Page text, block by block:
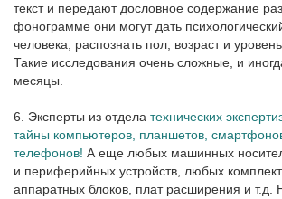
текст и передают дословное содержание
фонограмме они могут дать
человека, распознать пол, возраст и
Такие исследования очень сложные, и
месяцы.
6. Эксперты из отдела технических
тайны компьютеров, планшетов,
телефонов! А еще любых машинных
и периферийных устройств, любых
аппаратных блоков, плат расширения и т.д.